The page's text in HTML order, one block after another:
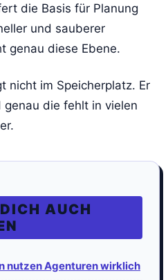
die Basis für Planung
und sauberer
genau diese Ebene.
nicht im Speicherplatz. Er
die fehlt in vielen
AUCH
nutzen Agenturen wirklich